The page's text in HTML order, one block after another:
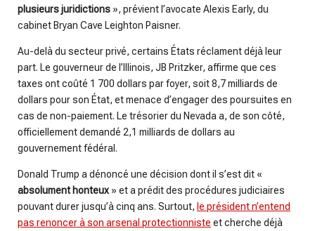
plusieurs juridictions », prévient l’avocate Alexis Early, du
cabinet Bryan Cave Leighton Paisner.
Au-delà du secteur privé, certains États réclament déjà leur
part. Le gouverneur de l’Illinois, JB Pritzker, affirme que ces
taxes ont coûté 1 700 dollars par foyer, soit 8,7 milliards de
dollars pour son État, et menace d’engager des poursuites en
cas de non-paiement. Le trésorier du Nevada a, de son côté,
officiellement demandé 2,1 milliards de dollars au
gouvernement fédéral.
Donald Trump a dénoncé une décision dont il s’est dit «
absolument honteux » et a prédit des procédures judiciaires
pouvant durer jusqu’à cinq ans. Surtout, le président n’entend
pas renoncer à son arsenal protectionniste et cherche déjà